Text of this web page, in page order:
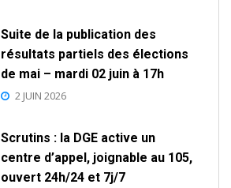
Suite de la publication des
résultats partiels des élections
de mai – mardi 02 juin à 17h
2 JUIN 2026
Scrutins : la DGE active un
centre d’appel, joignable au 105,
ouvert 24h/24 et 7j/7